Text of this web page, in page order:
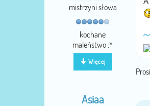
mistrzyni słowa
kochane
maleństwo :*
Więcej
Asiaa